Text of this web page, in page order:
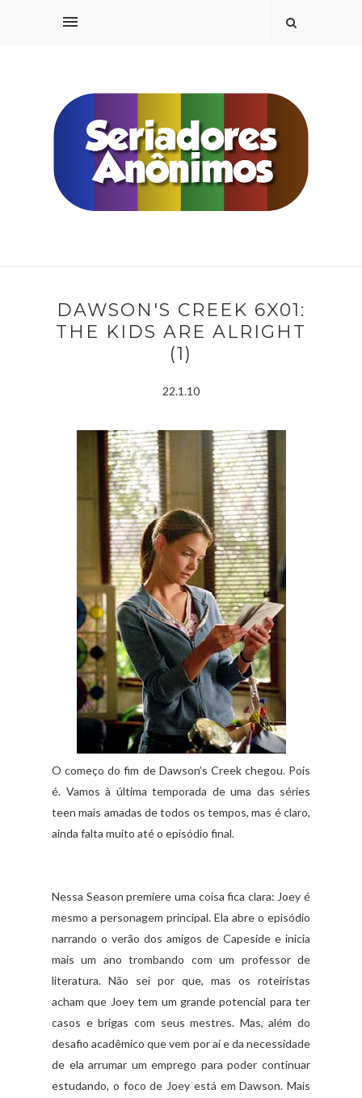
DAWSON'S CREEK 6X01:
THE KIDS ARE ALRIGHT
(1)
22.1.10
O começo do fim de Dawson’s Creek chegou. Pois
é. Vamos à última temporada de uma das séries
teen mais amadas de todos os tempos, mas é claro,
ainda falta muito até o episódio final.
Nessa Season premiere uma coisa fica clara: Joey é
mesmo a personagem principal. Ela abre o episódio
narrando o verão dos amigos de Capeside e inicia
mais um ano trombando com um professor de
literatura. Não sei por que, mas os roteiristas
acham que Joey tem um grande potencial para ter
casos e brigas com seus mestres. Mas, além do
desafio acadêmico que vem por aí e da necessidade
de ela arrumar um emprego para poder continuar
estudando, o foco de Joey está em Dawson. Mais